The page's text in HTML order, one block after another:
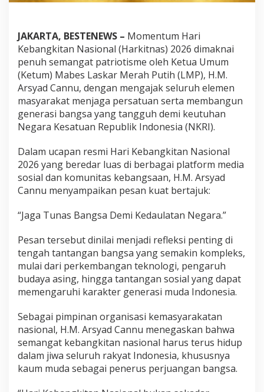
K
e
b
a
n
g
k
i
t
a
N
a
s
i
o
a
2
0
6
:
“
a
a
T
u
n
JAKARTA, BESTENEWS – Momentum Hari
Kebangkitan Nasional (Harkitnas) 2026 dimaknai
penuh semangat patriotisme oleh Ketua Umum
(Ketum) Mabes Laskar Merah Putih (LMP), H.M.
Arsyad Cannu, dengan mengajak seluruh elemen
masyarakat menjaga persatuan serta membangun
generasi bangsa yang tangguh demi keutuhan
Negara Kesatuan Republik Indonesia (NKRI).
Dalam ucapan resmi Hari Kebangkitan Nasional
2026 yang beredar luas di berbagai platform media
sosial dan komunitas kebangsaan, H.M. Arsyad
Cannu menyampaikan pesan kuat bertajuk:
“Jaga Tunas Bangsa Demi Kedaulatan Negara.”
Pesan tersebut dinilai menjadi refleksi penting di
tengah tantangan bangsa yang semakin kompleks,
mulai dari perkembangan teknologi, pengaruh
budaya asing, hingga tantangan sosial yang dapat
memengaruhi karakter generasi muda Indonesia.
Sebagai pimpinan organisasi kemasyarakatan
nasional, H.M. Arsyad Cannu menegaskan bahwa
semangat kebangkitan nasional harus terus hidup
dalam jiwa seluruh rakyat Indonesia, khususnya
kaum muda sebagai penerus perjuangan bangsa.